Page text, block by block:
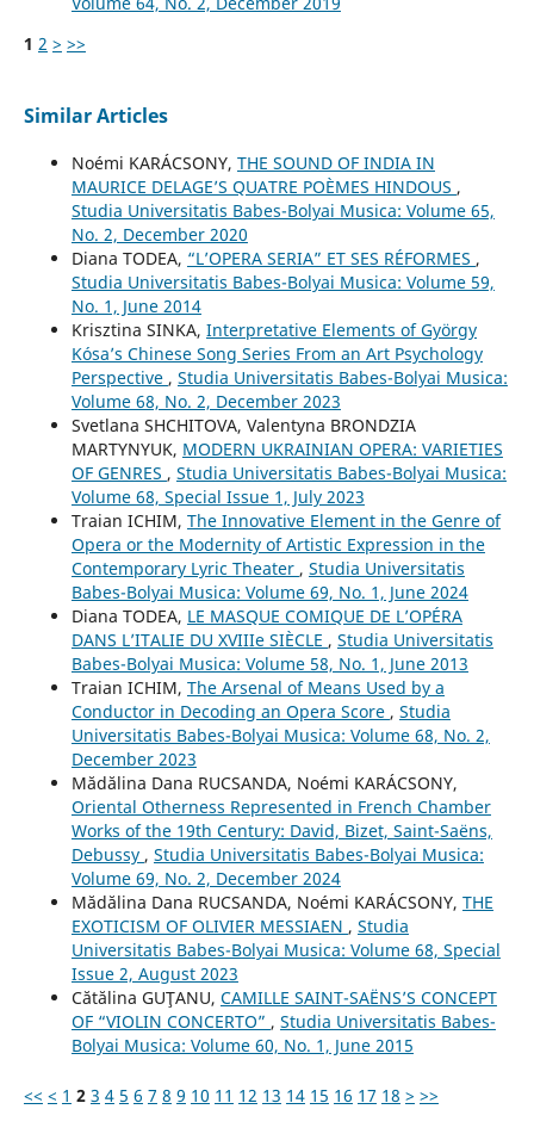
1 2 > >>
Similar Articles
Noémi KARÁCSONY, THE SOUND OF INDIA IN
MAURICE DELAGE’S QUATRE POÈMES HINDOUS ,
Studia Universitatis Babes-Bolyai Musica: Volume 65,
No. 2, December 2020
Diana TODEA, “L’OPERA SERIA” ET SES RÉFORMES ,
Studia Universitatis Babes-Bolyai Musica: Volume 59,
No. 1, June 2014
Krisztina SINKA, Interpretative Elements of György
Kósa’s Chinese Song Series From an Art Psychology
Perspective , Studia Universitatis Babes-Bolyai Musica:
Volume 68, No. 2, December 2023
Svetlana SHCHITOVA, Valentyna BRONDZIA
MARTYNYUK, MODERN UKRAINIAN OPERA: VARIETIES
OF GENRES , Studia Universitatis Babes-Bolyai Musica:
Volume 68, Special Issue 1, July 2023
Traian ICHIM, The Innovative Element in the Genre of
Opera or the Modernity of Artistic Expression in the
Contemporary Lyric Theater , Studia Universitatis
Babes-Bolyai Musica: Volume 69, No. 1, June 2024
Diana TODEA, LE MASQUE COMIQUE DE L’OPÉRA
DANS L’ITALIE DU XVIIIe SIÈCLE , Studia Universitatis
Babes-Bolyai Musica: Volume 58, No. 1, June 2013
Traian ICHIM, The Arsenal of Means Used by a
Conductor in Decoding an Opera Score , Studia
Universitatis Babes-Bolyai Musica: Volume 68, No. 2,
December 2023
Mădălina Dana RUCSANDA, Noémi KARÁCSONY,
Oriental Otherness Represented in French Chamber
Works of the 19th Century: David, Bizet, Saint-Saëns,
Debussy , Studia Universitatis Babes-Bolyai Musica:
Volume 69, No. 2, December 2024
Mădălina Dana RUCSANDA, Noémi KARÁCSONY, THE
EXOTICISM OF OLIVIER MESSIAEN , Studia
Universitatis Babes-Bolyai Musica: Volume 68, Special
Issue 2, August 2023
Cătălina GUŢANU, CAMILLE SAINT-SAËNS’S CONCEPT
OF “VIOLIN CONCERTO” , Studia Universitatis Babes-
Bolyai Musica: Volume 60, No. 1, June 2015
<< < 1 2 3 4 5 6 7 8 9 10 11 12 13 14 15 16 17 18 > >>